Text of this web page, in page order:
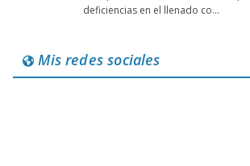
Mis redes sociales